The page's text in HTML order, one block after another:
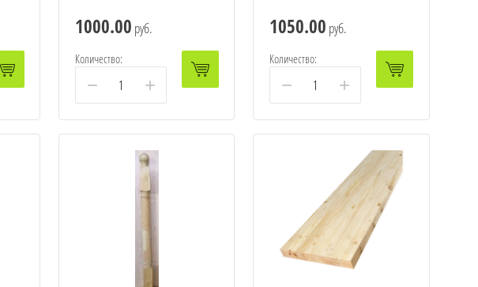
1000.00 руб.
Количество:
− +
1050.00 руб.
Количество:
− +